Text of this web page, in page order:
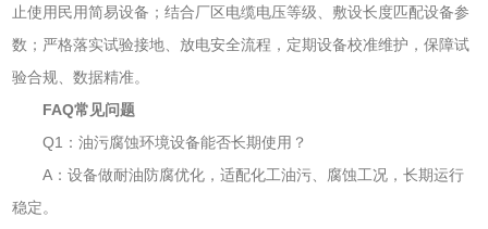
止使用民用简易设备；结合厂区电缆电压等级、敷设长度匹配设备参
数；严格落实试验接地、放电安全流程，定期设备校准维护，保障试
验合规、数据精准。
FAQ常见问题
Q1：油污腐蚀环境设备能否长期使用？
A：设备做耐油防腐优化，适配化工油污、腐蚀工况，长期运行
稳定。